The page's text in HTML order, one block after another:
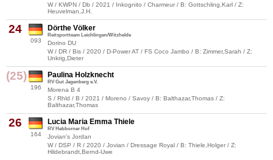
W / KWPN / Db / 2021 / Inkognito / Charmeur / B: Gottschling,Karl / Z:
Heuvelman,J.H.
24
093
Dörthe Völker
Reitsportteam Leichlingen/Witzhelde
Dorino DU
W / DR / Bis / 2020 / D-Power AT / FS Coco Jambo / B: Zimmer,Sarah / Z:
Unkrig,Dieter
(25)
196
Paulina Holzknecht
RV Gut Jagenberg e.V.
Morena B 4
S / Rhld / B / 2021 / Moreno / Savoy / B: Balthazar,Thomas / Z:
Balthazar,Thomas
26
164
Lucia Maria Emma Thiele
RV Hebborner Hof
Jovian's Jordan
W / DSP / R / 2020 / Jovian / Dressage Royal / B: Thiele,Holger / Z:
Hildebrandt,Bernd-Uwe